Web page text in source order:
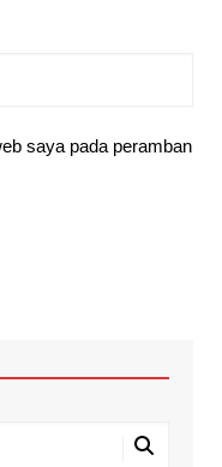
saya pada peramban